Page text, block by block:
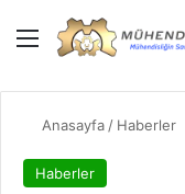
Menü
Anasayfa / Haberler
Haberler